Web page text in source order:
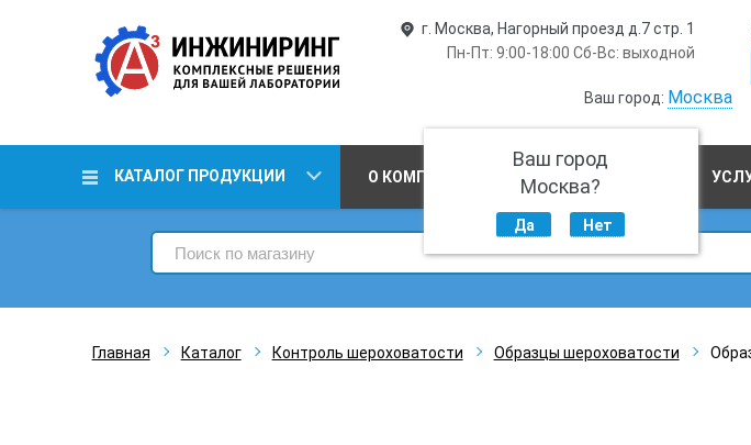
г. Москва, Нагорный проезд д.7 стр. 1
Пн-Пт: 9:00-18:00 Сб-Вс: выходной
Ваш город: Москва
Ваш город
Москва?
Да Нет
КАТАЛОГ ПРОДУКЦИИ О КОМПАНИИ ПРОИЗВОДСТВО
Главная Каталог Контроль шероховатости Образцы шероховатости